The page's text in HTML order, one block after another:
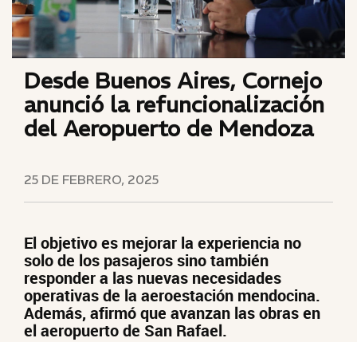
Desde Buenos Aires, Cornejo
anunció la refuncionalización
del Aeropuerto de Mendoza
25 DE FEBRERO, 2025
El objetivo es mejorar la experiencia no
solo de los pasajeros sino también
responder a las nuevas necesidades
operativas de la aeroestación mendocina.
Además, afirmó que avanzan las obras en
el aeropuerto de San Rafael.